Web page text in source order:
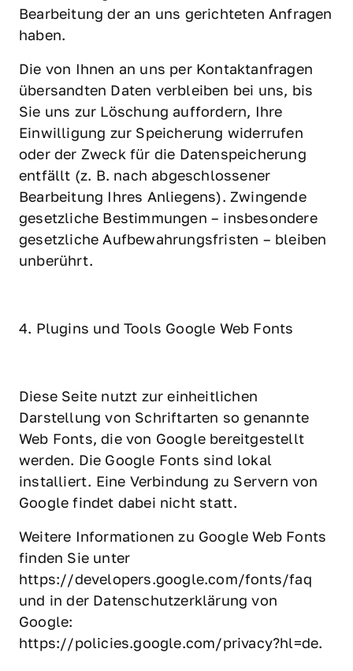
Bearbeitung der an uns gerichteten Anfragen
haben.
Die von Ihnen an uns per Kontaktanfragen
übersandten Daten verbleiben bei uns, bis
Sie uns zur Löschung auffordern, Ihre
Einwilligung zur Speicherung widerrufen
oder der Zweck für die Datenspeicherung
entfällt (z. B. nach abgeschlossener
Bearbeitung Ihres Anliegens). Zwingende
gesetzliche Bestimmungen – insbesondere
gesetzliche Aufbewahrungsfristen – bleiben
unberührt.
4. Plugins und Tools Google Web Fonts
Diese Seite nutzt zur einheitlichen
Darstellung von Schriftarten so genannte
Web Fonts, die von Google bereitgestellt
werden. Die Google Fonts sind lokal
installiert. Eine Verbindung zu Servern von
Google findet dabei nicht statt.
Weitere Informationen zu Google Web Fonts
finden Sie unter
https://developers.google.com/fonts/faq
und in der Datenschutzerklärung von
Google:
https://policies.google.com/privacy?hl=de.